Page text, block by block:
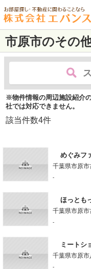
市原市のその
※物件情報の周辺施設紹介
社では対応できません。
該当件数4件
めぐみフ
千葉県市原市
-
ほっとも
千葉県市原市
-
ミートシ
千葉県市原市
-